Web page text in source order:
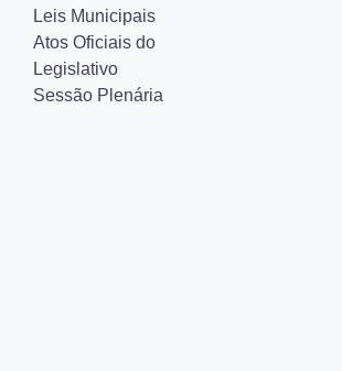
Leis Municipais
Atos Oficiais do
Legislativo
Sessão Plenária